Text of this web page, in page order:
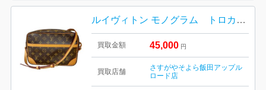
ルイヴィトン モノグラム トロカデロ27 M51274
買取金額 45,000 円
買取店舗
さすがやそよら飯田アップル
ロード店